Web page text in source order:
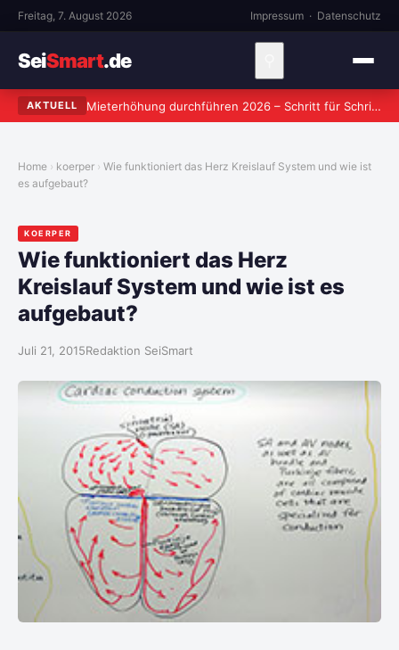
Freitag, 7. August 2026 Impressum · Datenschutz
SeiSmart.de
AKTUELL Mieterhöhung durchführen 2026 – Schritt für Schritt zum rechtssicheren Verlangen
Home koerper
Wie funktioniert das Herz Kreislauf System und wie ist
es aufgebaut?
KOERPER
Wie funktioniert das Herz
Kreislauf System und wie ist es
aufgebaut?
Juli 21, 2015Redaktion SeiSmart